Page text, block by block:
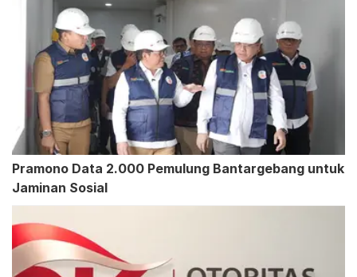
Pramono Data 2.000 Pemulung Bantargebang untuk
Jaminan Sosial